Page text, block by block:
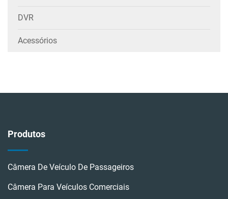
DVR
Acessórios
Produtos
Câmera De Veículo De Passageiros
Câmera Para Veículos Comerciais